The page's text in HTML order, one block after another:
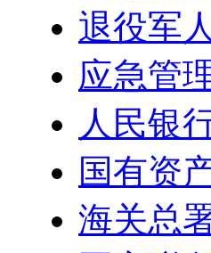
退役军
应急管
人民银
国有资
海关总